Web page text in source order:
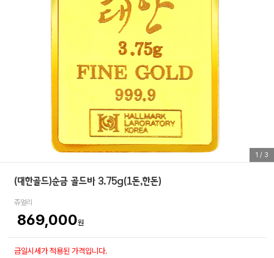
1 / 3
(대한골드)순금 골드바 3.75g(1돈,한돈)
쥬얼리
869,000원
금일시세가 적용된 가격입니다.